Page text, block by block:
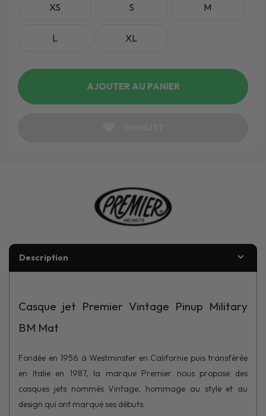
XS S M
L XL
AJOUTER AU PANIER
Description
Casque jet Premier Vintage Pinup Military
BM Mat
Fondée en 1956 à Westminster en Californie puis transférée
en Italie en 1987, la marque Premier nous propose des
casques jets nommés Vintage, hommage au style et au
design qui ont marqué ses débuts.